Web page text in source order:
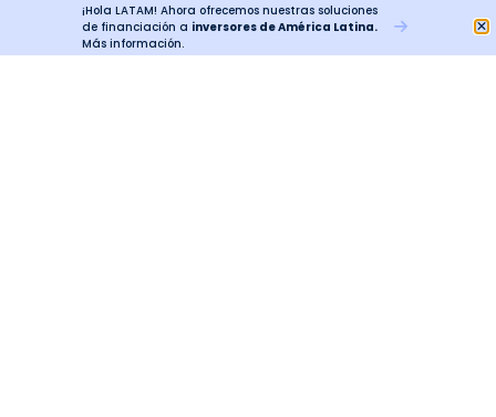
¡Hola LATAM! Ahora ofrecemos nuestras soluciones
de financiación a inversores de América Latina.
Más información.